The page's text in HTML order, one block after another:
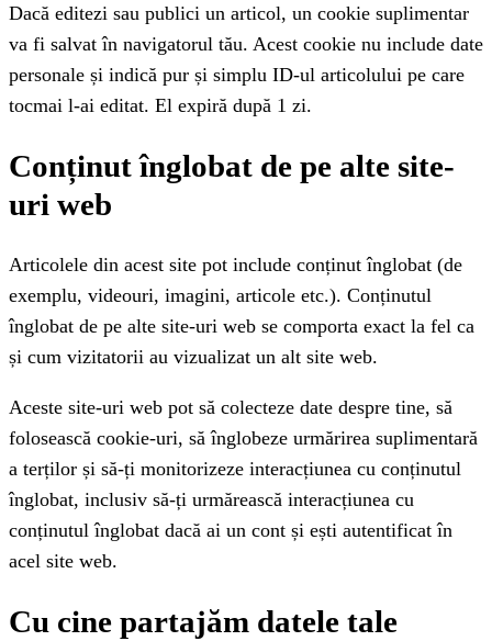
Dacă editezi sau publici un articol, un cookie suplimentar
va fi salvat în navigatorul tău. Acest cookie nu include date
personale și indică pur și simplu ID-ul articolului pe care
tocmai l-ai editat. El expiră după 1 zi.
Conținut înglobat de pe alte site-
uri web
Articolele din acest site pot include conținut înglobat (de
exemplu, videouri, imagini, articole etc.). Conținutul
înglobat de pe alte site-uri web se comporta exact la fel ca
și cum vizitatorii au vizualizat un alt site web.
Aceste site-uri web pot să colecteze date despre tine, să
folosească cookie-uri, să înglobeze urmărirea suplimentară
a terților și să-ți monitorizeze interacțiunea cu conținutul
înglobat, inclusiv să-ți urmărească interacțiunea cu
conținutul înglobat dacă ai un cont și ești autentificat în
acel site web.
Cu cine partajăm datele tale